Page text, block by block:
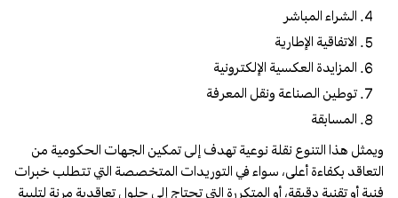
الشراء المباشر
الاتفاقية الإطارية
المزايدة العكسية الإلكترونية
توطين الصناعة ونقل المعرفة
المسابقة
ويمثل هذا التنوع نقلة نوعية تهدف إلى تمكين الجهات الحكومية من
التعاقد بكفاءة أعلى، سواء في التوريدات المتخصصة التي تتطلب خبرات
فنية أو تقنية دقيقة، أو المتكررة التي تحتاج إلى حلول تعاقدية مرنة لتلبية